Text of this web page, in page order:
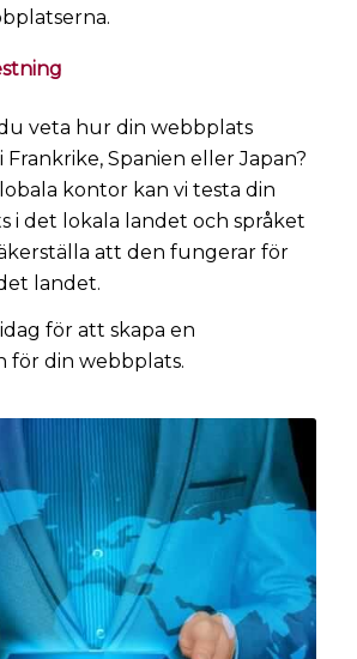
veta hur din webbplats
Spanien eller Japan?
kontor kan vi testa din
i det lokala landet och språket
att den fungerar för
landet.
för att skapa en
för din webbplats.